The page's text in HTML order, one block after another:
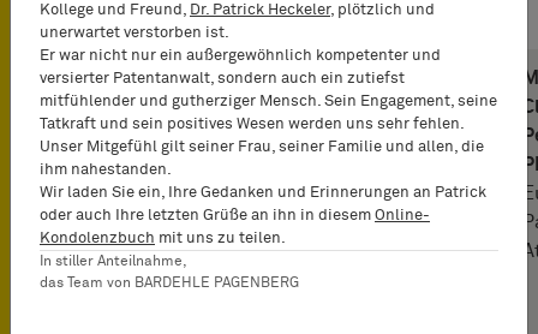
Patentanwältin:
Kollege und Freund,
Dr. Patrick Heckeler, plötzlich und
unerwartet verstorben ist.
Er war nicht nur ein außergewöhnlich kompetenter und
versierter Patentanwalt, sondern auch ein zutiefst
mitfühlender und gutherziger Mensch. Sein Engagement, seine
Tatkraft und sein positives Wesen werden uns sehr fehlen.
Unser Mitgefühl gilt seiner Frau, seiner Familie und allen, die
ihm nahestanden.
Wir laden Sie ein, Ihre Gedanken und Erinnerungen an Patrick
oder auch Ihre letzten Grüße an ihn in diesem Online-
Kondolenzbuch mit uns zu teilen.
In stiller Anteilnahme,
das Team von BARDEHLE PAGENBERG